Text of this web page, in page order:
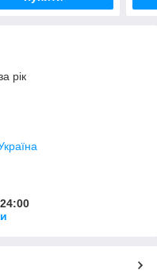
рік